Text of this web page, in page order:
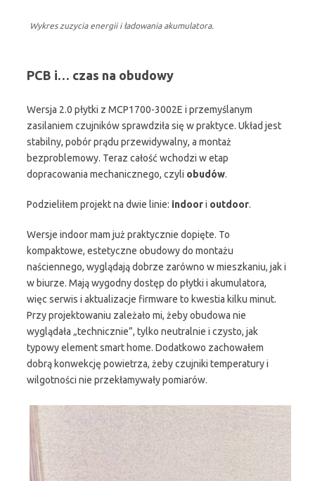
Wykres zuzycia energii i ładowania akumulatora.
PCB i… czas na obudowy
Wersja 2.0 płytki z MCP1700-3002E i przemyślanym
zasilaniem czujników sprawdziła się w praktyce. Układ jest
stabilny, pobór prądu przewidywalny, a montaż
bezproblemowy. Teraz całość wchodzi w etap
dopracowania mechanicznego, czyli obudów.
Podzieliłem projekt na dwie linie: indoori outdoor.
Wersje indoor mam już praktycznie dopięte. To
kompaktowe, estetyczne obudowy do montażu
naściennego, wyglądają dobrze zarówno w mieszkaniu, jak i
w biurze. Mają wygodny dostęp do płytki i akumulatora,
więc serwis i aktualizacje firmware to kwestia kilku minut.
Przy projektowaniu zależało mi, żeby obudowa nie
wyglądała „technicznie”, tylko neutralnie i czysto, jak
typowy element smart home. Dodatkowo zachowałem
dobrą konwekcję powietrza, żeby czujniki temperatury i
wilgotności nie przekłamywały pomiarów.